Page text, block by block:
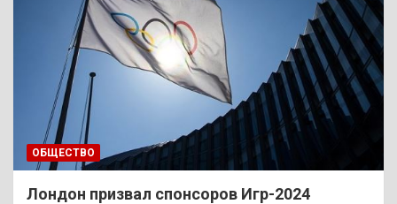
ОБЩЕСТВО
Лондон призвал спонсоров Игр-2024